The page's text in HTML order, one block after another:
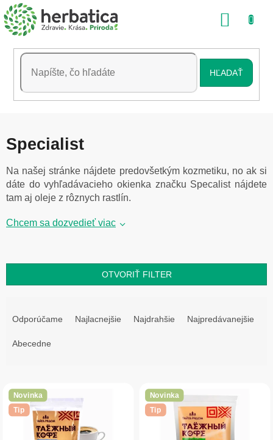
Prejsť
na
obsah
HĽADAŤ
Specialist
Na našej stránke nájdete predovšetkým kozmetiku, no ak si
dáte do vyhľadávacieho okienka značku Specalist nájdete
tam aj oleje z rôznych rastlín.
Chcem sa dozvedieť viac
OTVORIŤ FILTER
p
r
Odporúčame Najlacnejšie Najdrahšie Najpredávanejšie
Abecedne
ý
p
Novinka
Tip
Novinka
Tip